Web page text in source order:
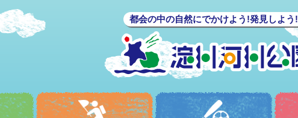
都会の中の自然にでかけよう!発見しよう!